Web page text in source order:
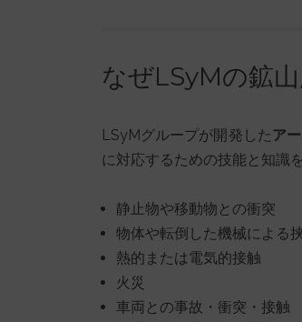
なぜLSyMの鉱
LSyMグループが開発した ア
に対応するための技能と知識
静止物や移動物との衝突
物体や転倒した機械による
熱的または電気的接触
火災
車両との事故・衝突・接触